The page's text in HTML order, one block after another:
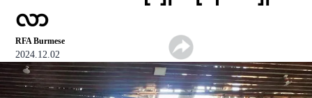
လာ
RFA Burmese
2024.12.02